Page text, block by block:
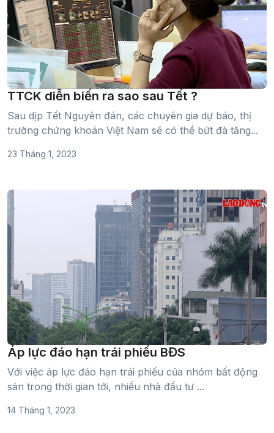
TTCK diễn biến ra sao sau Tết ?
Sau dịp Tết Nguyên đán, các chuyên gia dự báo, thị
trường chứng khoán Việt Nam sẽ có thể bứt đà tăng...
23 Tháng 1, 2023
Áp lực đáo hạn trái phiếu BĐS
Với việc áp lực đáo hạn trái phiếu của nhóm bất động
sản trong thời gian tới, nhiều nhà đầu tư ...
14 Tháng 1, 2023